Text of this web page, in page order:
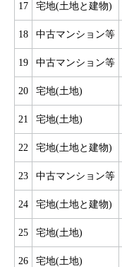
17 宅地(土地と建物)
18 中古マンション等
19 中古マンション等
20 宅地(土地)
21 宅地(土地)
22 宅地(土地と建物)
23 中古マンション等
24 宅地(土地と建物)
25 宅地(土地)
26 宅地(土地)